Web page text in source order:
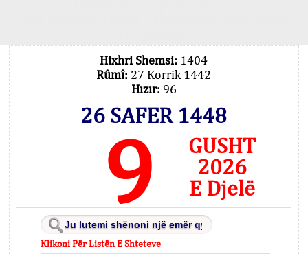
Hixhri Shemsi: 1404
Rûmî: 27 Korrik 1442
Hızır: 96
26 SAFER 1448
9
GUSHT
2026
E Djelë
Klikoni Për Listën E Shteteve